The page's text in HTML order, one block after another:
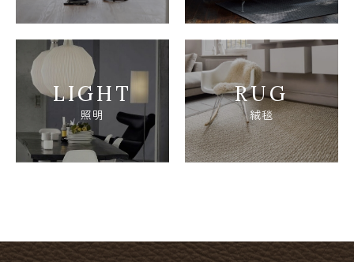
LIGHT
照明
RUG
絨毯